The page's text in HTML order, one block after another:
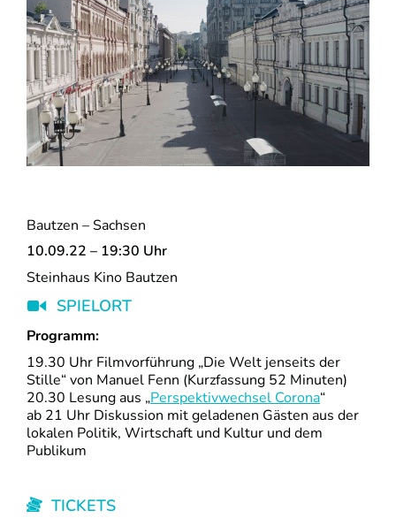
Bautzen – Sachsen
10.09.22 – 19:30 Uhr
Steinhaus Kino Bautzen
SPIELORT
Programm:
19.30 Uhr Filmvorführung „Die Welt jenseits der
Stille“ von Manuel Fenn (Kurzfassung 52 Minuten)
20.30 Lesung aus „Perspektivwechsel Corona“
ab 21 Uhr Diskussion mit geladenen Gästen aus der
lokalen Politik, Wirtschaft und Kultur und dem
Publikum
TICKETS